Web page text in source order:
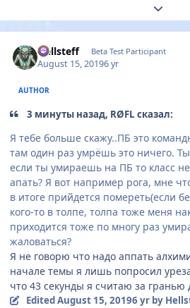
Expand
Hellsteff Beta Test Participant
August 15, 20196 yr
AUTHOR
3 минуты назад, RØFL сказал:
Я тебе больше скажу..ПБ это
там один раз умрёшь это ничего.
если ты умираешь на ПБ то класс
апать? Я вот например рога, мне
в итоге прийдется помереть(если
кого-то в толпе, толпа тоже меня
приходится тоже по многу раз
жаловаться?
Я не говорю что надо аппать
начале темы я лишь попросил
что 43 секунды я считаю за гранью
EditedAugust 15, 20196 yrby